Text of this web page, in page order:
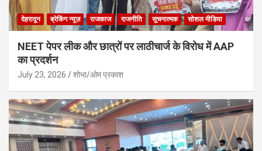
देहरादून ब्रेकिंग न्यूज़ राजकाज राजनीति सूचनात्मक सोशल मीडिया
NEET पेपर लीक और छात्रों पर लाठीचार्ज के विरोध में AAP
का प्रदर्शन
July 23, 2026 शोभा/ओम प्रकाश